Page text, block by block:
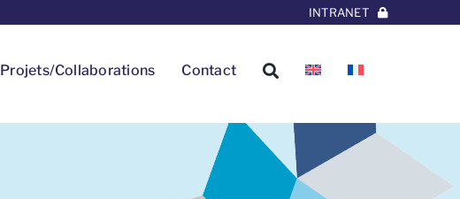
INTRANET
Projets/Collaborations Contact